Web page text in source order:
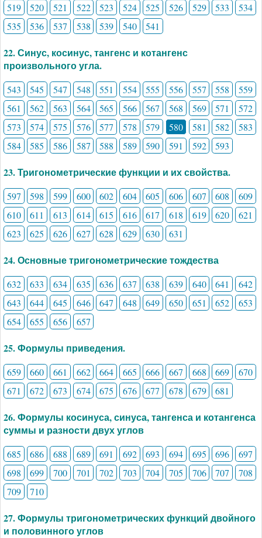
519 520 521 522 523 524 525 526 529 533
534
535
536 537 538 539 540 541
22. Синус, косинус, тангенс и котангенс
произвольного угла.
543 545 547 548 551 554 555 556 557 558
559
561
562 563 564 565 566 567 568 569 571
572
573
574 575 576 577 578 579 580 581 582
583
584
585 586 587 588 589 590 591 592 593
23. Тригонометрические функции и их свойства.
597 598 599 600 602 604 605 606 607 608
609
610
611 613 614 615 616 617 618 619 620
621
623
625 626 627 628 629 630 631
24. Основные тригонометрические тождества
632 633 634 635 636 637 638 639 640 641
642
643
644 645 646 647 648 649 650 651 652
653
654
655 656 657
25. Формулы приведения.
659 660 661 662 664 665 666 667 668 669
670
671
672 673 674 675 676 677 678 679 681
26. Формулы косинуса, синуса, тангенса и котангенса
суммы и разности двух углов
685 686 688 689 691 692 693 694 695 696
697
698
699 700 701 702 703 704 705 706 707
708
709
710
27. Формулы тригонометрических функций двойного
и половинного углов